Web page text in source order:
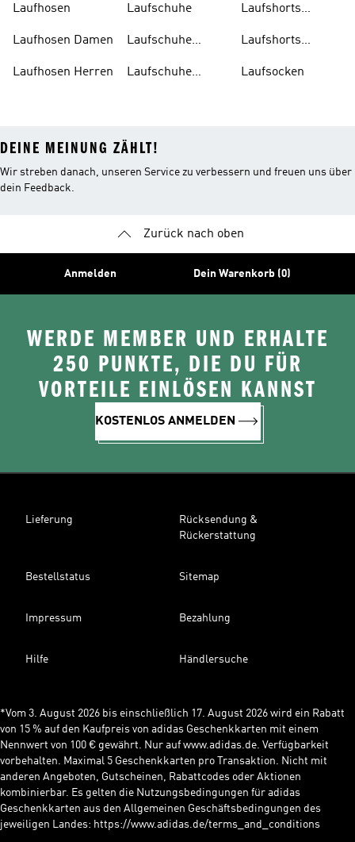
Laufhosen
Laufhosen Damen
Laufhosen Herren
Laufschuhe
Laufschuhe
Laufschuhe
Laufshorts
Laufshorts
Laufsocken
DEINE MEINUNG ZÄHLT!
Wir streben danach, unseren Service zu verbessern und freuen uns über
dein Feedback.
Zurück nach oben
Anmelden Dein Warenkorb (0)
WERDE MEMBER UND ERHALTE
250 PUNKTE, DIE DU FÜR
VORTEILE EINLÖSEN KANNST
KOSTENLOS ANMELDEN
Lieferung
Rücksendung &
Rückerstattung
Bestellstatus Sitemap
Impressum Bezahlung
Hilfe Händlersuche
*Vom 3. August 2026 bis einschließlich 17. August 2026 wird ein Rabatt
von 15 % auf den Kaufpreis von adidas Geschenkkarten mit einem
Nennwert von 100 € gewährt. Nur auf www.adidas.de. Verfügbarkeit
vorbehalten. Maximal 5 Geschenkkarten pro Transaktion. Nicht mit
anderen Angeboten, Gutscheinen, Rabattcodes oder Aktionen
kombinierbar. Es gelten die Nutzungsbedingungen für adidas
Geschenkkarten aus den Allgemeinen Geschäftsbedingungen des
jeweiligen Landes: https://www.adidas.de/terms_and_conditions